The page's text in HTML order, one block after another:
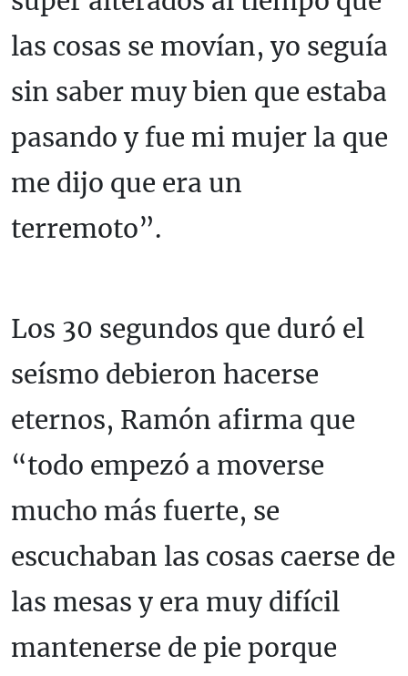
las cosas se movían, yo seguía
sin saber muy bien que estaba
pasando y fue mi mujer la que
me dijo que era un
terremoto”.
Los 30 segundos que duró el
seísmo debieron hacerse
eternos, Ramón afirma que
“todo empezó a moverse
mucho más fuerte, se
escuchaban las cosas caerse de
las mesas y era muy difícil
mantenerse de pie porque